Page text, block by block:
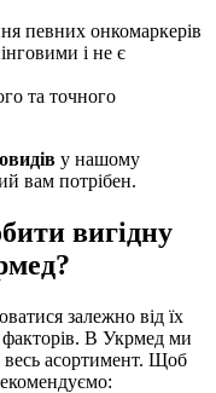
певних онкомаркерів
і не є
та точного
у нашому
вам потрібен.
вигідну
залежно від їх
факторів. В Укрмед ми
весь асортимент. Щоб